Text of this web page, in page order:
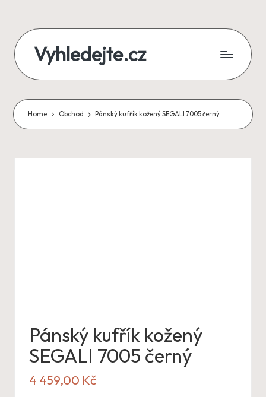
content
Vyhledejte.cz
zájezdy,
recenze,
Home Obchod Pánský kufřík kožený SEGALI 7005 černý
Pánský kufřík kožený
SEGALI 7005 černý
4 459,00 Kč